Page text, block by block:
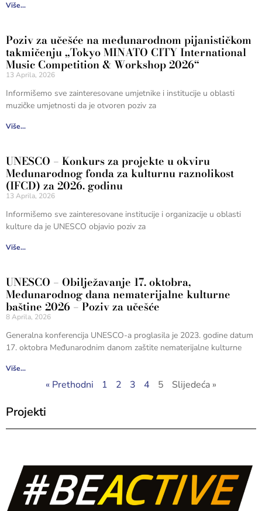
Više...
Poziv za učešće na međunarodnom pijanističkom
takmičenju „Tokyo MINATO CITY International
Music Competition & Workshop 2026“
13 Aprila, 2026
Informišemo sve zainteresovane umjetnike i institucije u oblasti
muzičke umjetnosti da je otvoren poziv za
Više...
UNESCO – Konkurs za projekte u okviru
Međunarodnog fonda za kulturnu raznolikost
(IFCD) za 2026. godinu
13 Aprila, 2026
Informišemo sve zainteresovane institucije i organizacije u oblasti
kulture da je UNESCO objavio poziv za
Više...
UNESCO – Obilježavanje 17. oktobra,
Međunarodnog dana nematerijalne kulturne
baštine 2026 – Poziv za učešće
8 Aprila, 2026
Generalna konferencija UNESCO-a proglasila je 2023. godine datum
17. oktobra Međunarodnim danom zaštite nematerijalne kulturne
Više...
« Prethodni 1 2 3 4 5 Slijedeća »
Projekti